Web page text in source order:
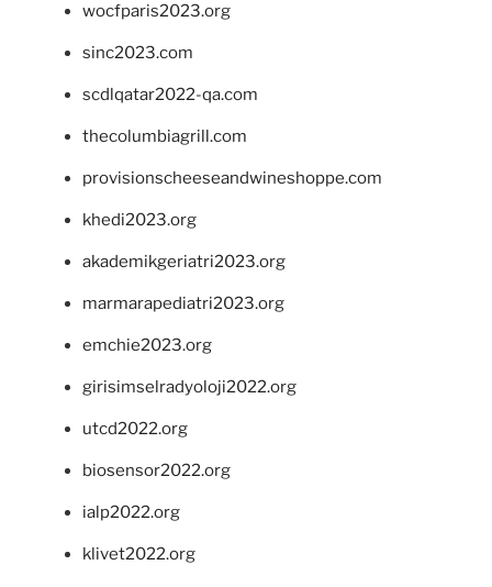
wocfparis2023.org
sinc2023.com
scdlqatar2022-qa.com
thecolumbiagrill.com
provisionscheeseandwineshoppe.com
khedi2023.org
akademikgeriatri2023.org
marmarapediatri2023.org
emchie2023.org
girisimselradyoloji2022.org
utcd2022.org
biosensor2022.org
ialp2022.org
klivet2022.org